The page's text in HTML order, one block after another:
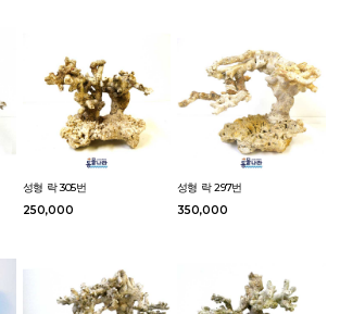
성형 락 305번
250,000
성형 락 297번
350,000